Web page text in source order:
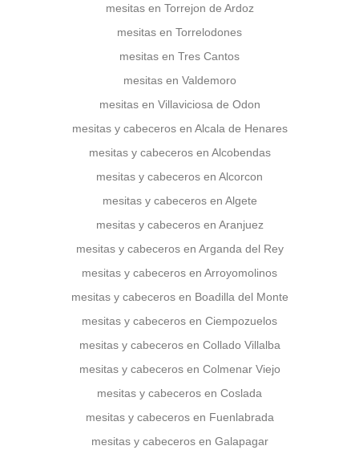
mesitas en Torrejon de Ardoz
mesitas en Torrelodones
mesitas en Tres Cantos
mesitas en Valdemoro
mesitas en Villaviciosa de Odon
mesitas y cabeceros en Alcala de Henares
mesitas y cabeceros en Alcobendas
mesitas y cabeceros en Alcorcon
mesitas y cabeceros en Algete
mesitas y cabeceros en Aranjuez
mesitas y cabeceros en Arganda del Rey
mesitas y cabeceros en Arroyomolinos
mesitas y cabeceros en Boadilla del Monte
mesitas y cabeceros en Ciempozuelos
mesitas y cabeceros en Collado Villalba
mesitas y cabeceros en Colmenar Viejo
mesitas y cabeceros en Coslada
mesitas y cabeceros en Fuenlabrada
mesitas y cabeceros en Galapagar